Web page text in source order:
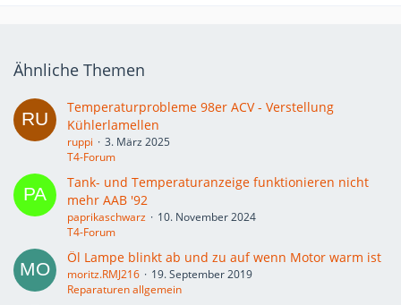
Ähnliche Themen
Temperaturprobleme 98er ACV - Verstellung
Kühlerlamellen
ruppi
3. März 2025
T4-Forum
Tank- und Temperaturanzeige funktionieren nicht
mehr AAB '92
paprikaschwarz
10. November 2024
T4-Forum
Öl Lampe blinkt ab und zu auf wenn Motor warm ist
moritz.RMJ216
19. September 2019
Reparaturen allgemein